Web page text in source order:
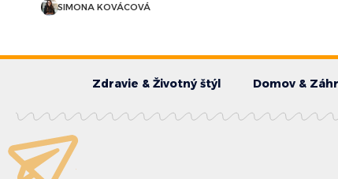
SIMONA KOVÁCOVÁ
Zdravie & Životný štýl Domov &